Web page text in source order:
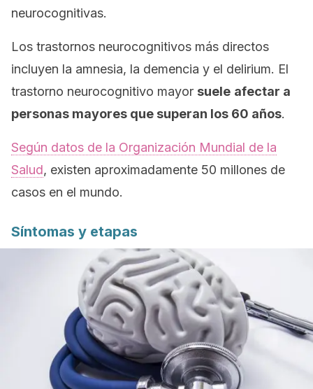
neurocognitivas.
Los trastornos neurocognitivos más directos
incluyen la amnesia, la demencia y el delirium. El
trastorno neurocognitivo mayor suele afectar a
personas mayores que superan los 60 años.
Según datos de la Organización Mundial de la
Salud, existen aproximadamente 50 millones de
casos en el mundo.
Síntomas y etapas